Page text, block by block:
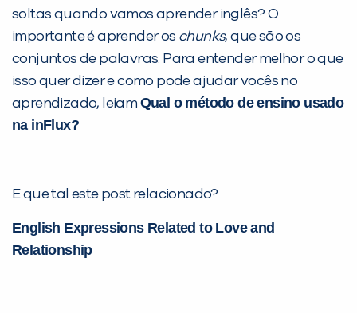
soltas quando vamos aprender inglês? O
importante é aprender os chunks, que são os
conjuntos de palavras. Para entender melhor o que
isso quer dizer e como pode ajudar vocês no
aprendizado, leiam Qual o método de ensino usado
na inFlux?
E que tal este post relacionado?
English Expressions Related to Love and
Relationship